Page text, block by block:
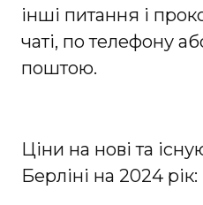
інші питання і
чаті, по телефону
поштою.
Ціни на нові та
Берліні на 2024 рік: